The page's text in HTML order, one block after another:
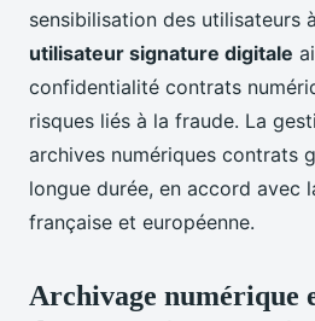
sensibilisation des utilisateurs à
utilisateur signature digitale
confidentialité contrats
risques liés à la fraude. La
archives numériques contrats
longue durée, en accord avec
française et européenne.
Archivage numérique